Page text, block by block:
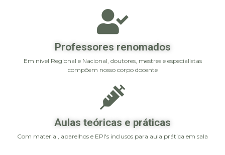
Professores renomados
Em nível Regional e Nacional, doutores, mestres e especialistas
compõem nosso corpo docente
Aulas teóricas e práticas
Com material, aparelhos e EPI's inclusos para aula prática em sala